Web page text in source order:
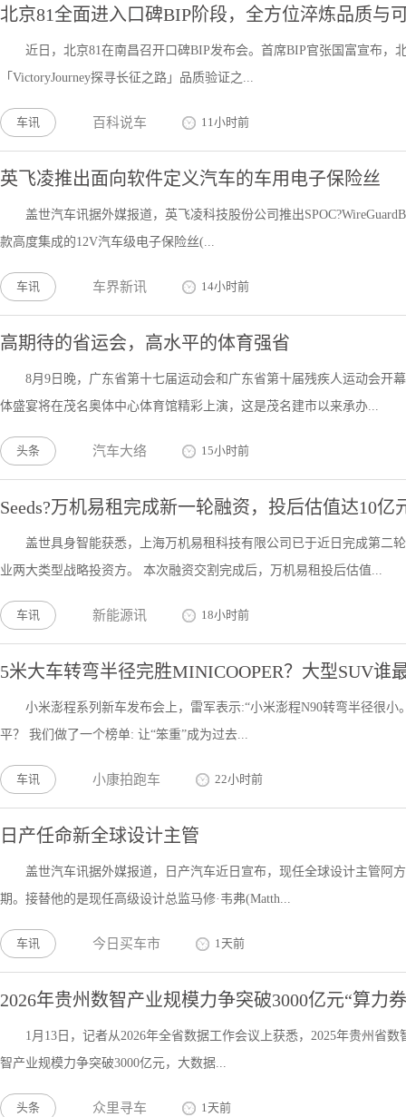
北京81全面进入口碑BIP阶段，全方位淬炼品质与
近日，北京81在南昌召开口碑BIP发布会。首席BIP官张国富宣布，
「VictoryJourney探寻长征之路」品质验证之...
车讯 百科说车 11小时前
英飞凌推出面向软件定义汽车的车用电子保险丝
盖世汽车讯据外媒报道，英飞凌科技股份公司推出
款高度集成的12V汽车级电子保险丝(...
车讯 车界新讯 14小时前
高期待的省运会，高水平的体育强省
8月9日晚，广东省第十七届运动会和广东省第十届残疾人运动会开
体盛宴将在茂名奥体中心体育馆精彩上演，这是茂名建市以来承办...
头条 汽车大络 15小时前
Seeds?万机易租完成新一轮融资，投后估值达10亿
盖世具身智能获悉，上海万机易租科技有限公司已于近日完成第二
业两大类型战略投资方。 本次融资交割完成后，万机易租投后估值...
车讯 新能源讯 18小时前
5米大车转弯半径完胜MINICOOPER？大型SUV谁
小米澎程系列新车发布会上，雷军表示:“小米澎程N90转弯半径很
平？ 我们做了一个榜单: 让“笨重”成为过去...
车讯 小康拍跑车 22小时前
日产任命新全球设计主管
盖世汽车讯据外媒报道，日产汽车近日宣布，现任全球设计主管阿
期。接替他的是现任高级设计总监马修·韦弗(Matth...
车讯 今日买车市 1天前
2026年贵州数智产业规模力争突破3000亿元“算力
1月13日，记者从2026年全省数据工作会议上获悉，2025年贵州省
智产业规模力争突破3000亿元，大数据...
头条 众里寻车 1天前